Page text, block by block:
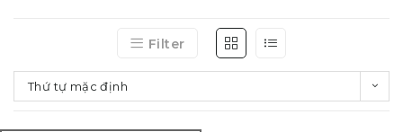
Filter
Thứ tự mặc định